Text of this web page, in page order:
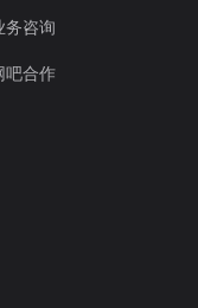
务咨询
吧合作